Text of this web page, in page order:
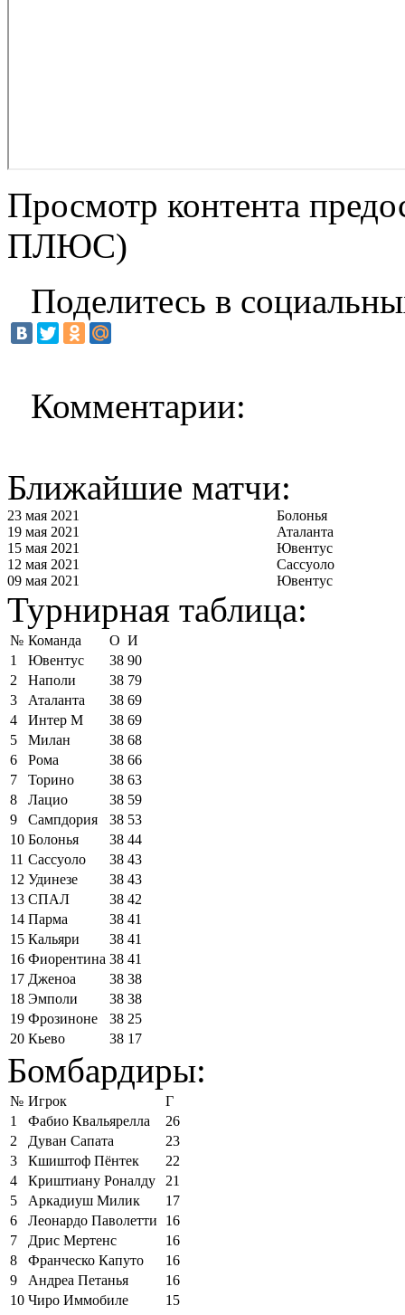
Просмотр контента
ПЛЮС)
Поделитесь в
Комментарии:
Ближайшие матчи:
23 мая 2021
Болонья
19 мая 2021
Аталанта
15 мая 2021
Ювентус
12 мая 2021
Сассуоло
09 мая 2021
Ювентус
Турнирная таблица:
№ Команда О И
1
Ювентус 38 90
2
Наполи 38 79
3
Аталанта 38 69
4
Интер М 38 69
5
Милан 38 68
6
Рома 38 66
7
Торино 38 63
8
Лацио 38 59
9
Сампдория 38 53
10 Болонья 38 44
11 Сассуоло 38 43
12 Удинезе 38 43
13 СПАЛ 38 42
14 Парма 38 41
15 Кальяри 38 41
16 Фиорентина 38 41
17 Дженоа 38 38
18 Эмполи 38 38
19 Фрозиноне 38 25
20 Кьево 38 17
Бомбардиры:
№ Игрок
Г
1
Фабио Квальярелла
26
2
Дуван Сапата
23
3
Кшиштоф Пёнтек
22
4
Криштиану Роналду
21
5
Аркадиуш Милик
17
6
Леонардо Паволетти
16
7
Дрис Мертенс
16
8
Франческо Капуто
16
9
Андреа Петанья
16
10 Чиро Иммобиле
15